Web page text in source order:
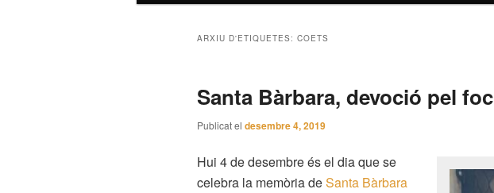
ARXIU D'ETIQUETES: COETS
Santa Bàrbara, devoció pel foc
Publicat el desembre 4, 2019
Hui 4 de desembre és el dia que se
celebra la memòria deSanta Bàrbara